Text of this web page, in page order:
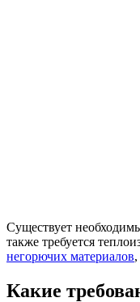
Существует
также требуется
негорючих материалов
Какие